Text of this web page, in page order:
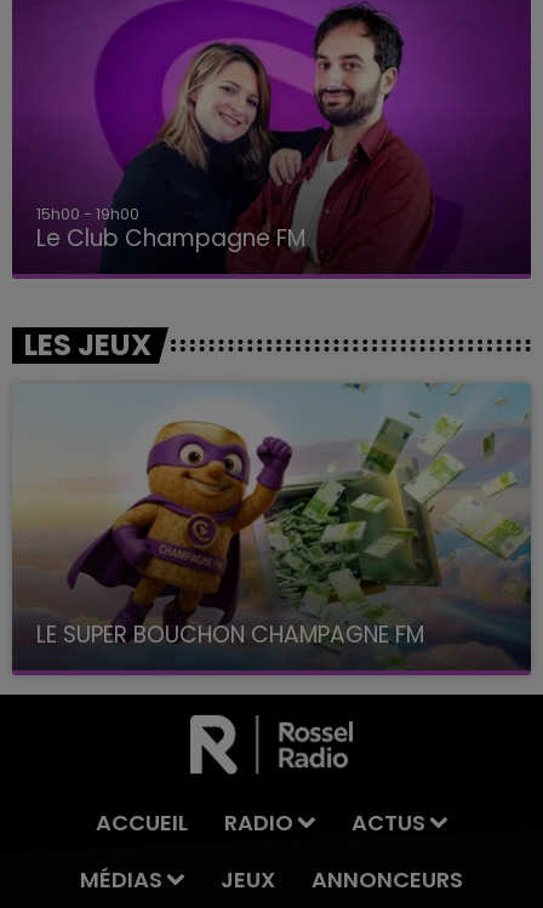
15h00 - 19h00
Le Club Champagne FM
LES JEUX
LE SUPER BOUCHON CHAMPAGNE FM
avec La Famille Champagne FM, à 8H10
ACCUEIL RADIO
ACTUS
MÉDIAS
JEUX ANNONCEURS